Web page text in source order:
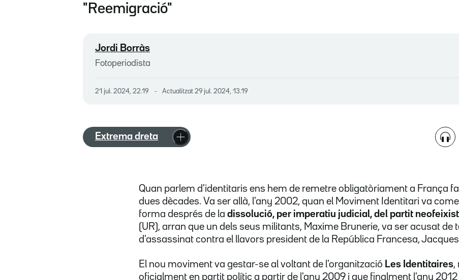
"Reemigració"
Jordi Borràs
Fotoperiodista
21 jul. 2024, 22.19 Actualitzat 29 jul. 2024, 13.19
Extrema dreta
Quan parlem d'identitaris ens hem de remetre obligatòriament a França
dues dècades. Va ser allà, l'any 2002, quan el Moviment Identitari va
forma després de la dissolució, per imperatiu judicial, del partit
(UR), arran que un dels seus militants, Maxime Brunerie, va ser acusat de
d'assassinat contra el llavors president de la República Francesa,
El nou moviment va gestar-se al voltant de l'organització Les Identitaires,
oficialment en partit polític a partir de l'any 2009 i que finalment l'any